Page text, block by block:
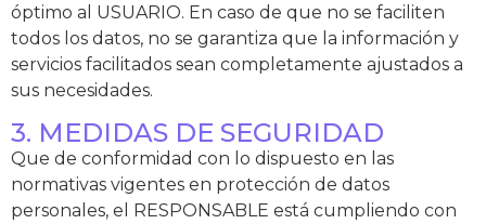
óptimo al USUARIO. En caso de que no se faciliten
todos los datos, no se garantiza que la información y
servicios facilitados sean completamente ajustados a
sus necesidades.
3. MEDIDAS DE SEGURIDAD
Que de conformidad con lo dispuesto en las
normativas vigentes en protección de datos
personales, el RESPONSABLE está cumpliendo con